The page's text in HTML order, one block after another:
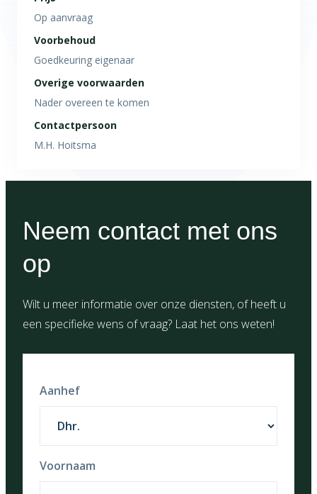
Op aanvraag
Voorbehoud
Goedkeuring eigenaar
Overige voorwaarden
Nader overeen te komen
Contactpersoon
M.H. Hoitsma
Neem contact met ons
op
Wilt u meer informatie over onze diensten, of heeft u
een specifieke wens of vraag? Laat het ons weten!
Aanhef
Voornaam